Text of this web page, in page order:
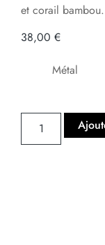
et corail bambou.
38,00 €
Métal